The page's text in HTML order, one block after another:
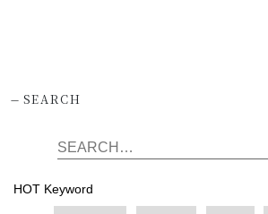
-SEARCH
HOT Keyword